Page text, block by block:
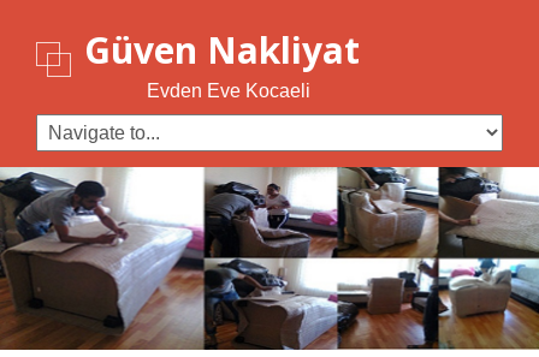
Güven Nakliyat
Evden Eve Kocaeli